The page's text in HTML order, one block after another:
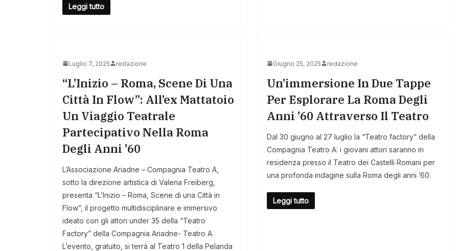
Leggi tutto
Luglio 7, 2025 redazione
“L’Inizio – Roma, Scene Di Una
Città In Flow”: All’ex Mattatoio
Un Viaggio Teatrale
Partecipativo Nella Roma
Degli Anni ’60
L’Associazione Ariadne – Compagnia Teatro A,
sotto la direzione artistica di Valeria Freiberg,
presenta “L’Inizio – Roma, Scene di una Città in
Flow”, il progetto multidisciplinare e immersivo
ideato con gli attori under 35 della “Teatro
Factory” della Compagnia Ariadne- Teatro A.
L’evento, gratuito, si terrà al Teatro 1 della Pelanda
Giugno 25, 2025 redazione
Un’immersione In Due Tappe
Per Esplorare La Roma Degli
Anni ’60 Attraverso Il Teatro
Dal 30 giugno al 27 luglio la “Teatro factory” della
Compagnia Teatro A: i giovani attori saranno in
residenza presso il Teatro dei Castelli Romani per
una profonda indagine sulla Roma degli anni ’60.
Leggi tutto